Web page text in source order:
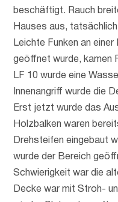
beschäftigt. Rauch
Hauses aus,
Leichte Funken an
geöffnet wurde, kamen
LF 10 wurde eine
Innenangriff wurde die
Erst jetzt wurde das
Holzbalken waren
Drehsteifen eingebaut
wurde der Bereich
Schwierigkeit war die
Decke war mit Stroh-